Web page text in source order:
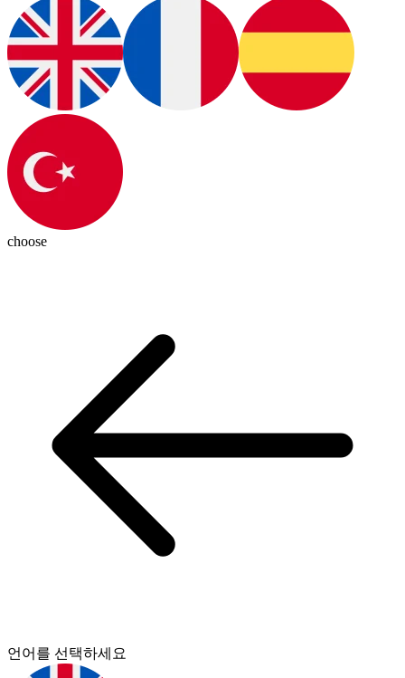
choose
언어를 선택하세요